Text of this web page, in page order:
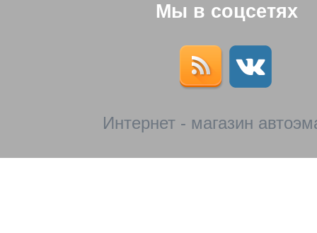
Мы в соцсетях
Интернет - магазин